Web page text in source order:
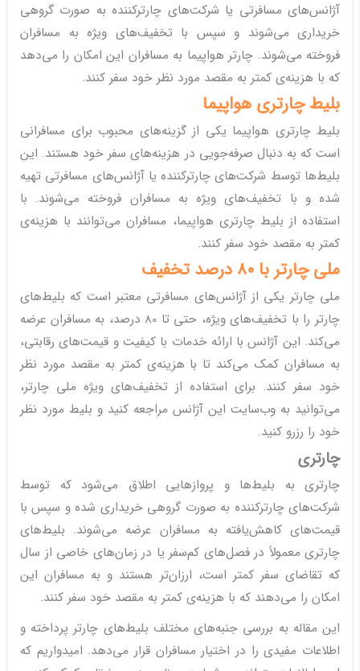
آژانس‌های مسافرتی یا شرکت‌های چارترکننده به صورت گروهی
خریداری می‌شوند و سپس با تخفیف‌های ویژه به مسافران
فروخته می‌شوند. چارتر هواپیما به مسافران این امکان را می‌دهد
که با هزینه‌ی کمتر به مقصد مورد نظر خود سفر کنند.
بلیط چارتری هواپیما
بلیط چارتری هواپیما یکی از گزینه‌های محبوب برای مسافرانی
است که به دنبال صرفه‌جویی در هزینه‌های سفر خود هستند. این
بلیط‌ها توسط شرکت‌های چارترکننده یا آژانس‌های مسافرتی تهیه
شده و با تخفیف‌های ویژه به مسافران فروخته می‌شوند. با
استفاده از بلیط چارتری هواپیما، مسافران می‌توانند با هزینه‌ی
کمتر به مقصد خود سفر کنند.
ملی چارتر با 80 درصد تخفیف
ملی چارتر یکی از آژانس‌های مسافرتی معتبر است که بلیط‌های
چارتر را با تخفیف‌های ویژه، حتی تا 80 درصد، به مسافران عرضه
می‌کند. این آژانس با ارائه خدمات با کیفیت و قیمت‌های رقابتی،
به مسافران کمک می‌کند تا با هزینه‌ی کمتر به مقصد مورد نظر
خود سفر کنند. برای استفاده از تخفیف‌های ویژه ملی چارتر،
می‌توانید به وب‌سایت این آژانس مراجعه کنید و بلیط مورد نظر
خود را رزرو کنید.
چارتری
چارتری به بلیط‌ها و پروازهایی اطلاق می‌شود که توسط
شرکت‌های چارترکننده به صورت گروهی خریداری شده و سپس با
قیمت‌های کاهش‌یافته به مسافران عرضه می‌شوند. بلیط‌های
چارتری معمولاً در فصل‌های کم‌سفر یا در زمان‌های خاصی از سال
که تقاضای سفر کمتر است، ارزان‌تر هستند و به مسافران این
امکان را می‌دهند که با هزینه‌ی کمتر به مقصد خود سفر کنند.
این مقاله به بررسی جنبه‌های مختلف بلیط‌های چارتر پرداخته و
اطلاعات مفیدی را در اختیار مسافران قرار می‌دهد. امیدواریم که